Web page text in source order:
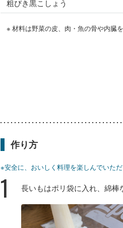
粗びき黒こしょう
※ 材料は野菜の皮、肉・魚の骨や内臓
作り方
※安全に、おいしく料理を楽しんでいた
1 長いもはポリ袋に入れ、綿棒